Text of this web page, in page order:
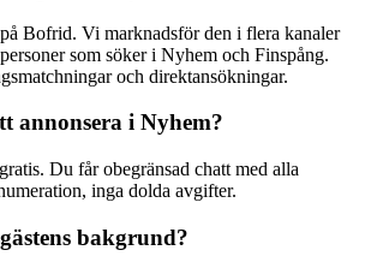
Bofrid. Vi marknadsför den i flera kanaler
som söker i Nyhem och Finspång.
och direktansökningar.
annonsera i Nyhem?
Du får obegränsad chatt med alla
inga dolda avgifter.
bakgrund?